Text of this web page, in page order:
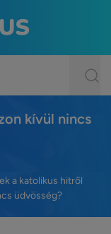
kívül nincs
a katolikus hitről
üdvösség?